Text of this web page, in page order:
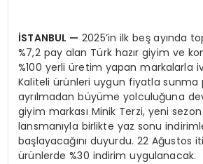
İSTANBUL — 2025’in ilk beş ayında
%7,2 pay alan Türk hazır giyim ve
%100 yerli üretim yapan markalarla
Kaliteli ürünleri uygun fiyatla sunma
ayrılmadan büyüme yolculuğuna
giyim markası Minik Terzi, yeni
lansmanıyla birlikte yaz sonu
başlayacağını duyurdu. 22 Ağustos
ürünlerde %30 indirim uygulanacak.